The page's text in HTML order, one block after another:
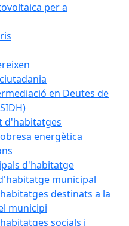
per a
en Deutes de
d'habitatges
energètica
d'habitatge
municipal
destinats a la
municipi
socials i